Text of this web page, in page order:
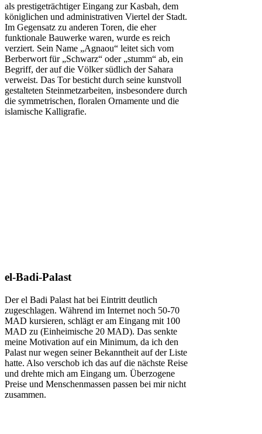
als prestigeträchtiger Eingang zur Kasbah, dem
königlichen und administrativen Viertel der Stadt.
Im Gegensatz zu anderen Toren, die eher
funktionale Bauwerke waren, wurde es reich
verziert. Sein Name „Agnaou“ leitet sich vom
Berberwort für „Schwarz“ oder „stumm“ ab, ein
Begriff, der auf die Völker südlich der Sahara
verweist. Das Tor besticht durch seine kunstvoll
gestalteten Steinmetzarbeiten, insbesondere durch
die symmetrischen, floralen Ornamente und die
islamische Kalligrafie.
el-Badi-Palast
Der el Badi Palast hat bei Eintritt deutlich
zugeschlagen. Während im Internet noch 50-70
MAD kursieren, schlägt er am Eingang mit 100
MAD zu (Einheimische 20 MAD). Das senkte
meine Motivation auf ein Minimum, da ich den
Palast nur wegen seiner Bekanntheit auf der Liste
hatte. Also verschob ich das auf die nächste Reise
und drehte mich am Eingang um. Überzogene
Preise und Menschenmassen passen bei mir nicht
zusammen.